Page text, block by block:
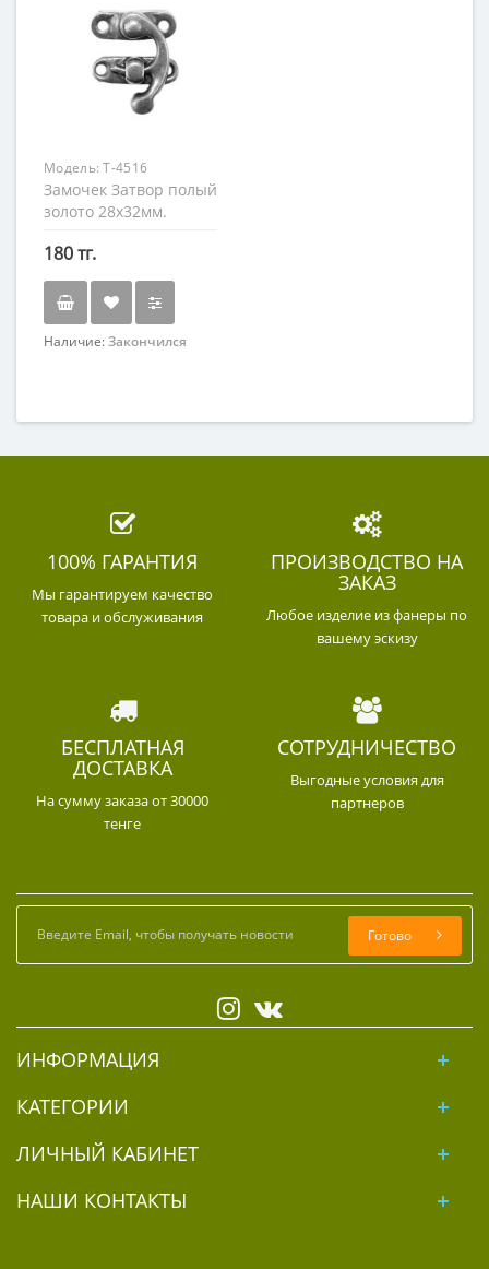
Модель:Т-4516
Замочек Затвор полый
золото 28х32мм.
180 тг.
Наличие:Закончился
100% ГАРАНТИЯ
Мы гарантируем качество
товара и обслуживания
ПРОИЗВОДСТВО НА
ЗАКАЗ
Любое изделие из фанеры по
вашему эскизу
БЕСПЛАТНАЯ
ДОСТАВКА
На сумму заказа от 30000
тенге
СОТРУДНИЧЕСТВО
Выгодные условия для
партнеров
Готово
ИНФОРМАЦИЯ
КАТЕГОРИИ
ЛИЧНЫЙ КАБИНЕТ
НАШИ КОНТАКТЫ